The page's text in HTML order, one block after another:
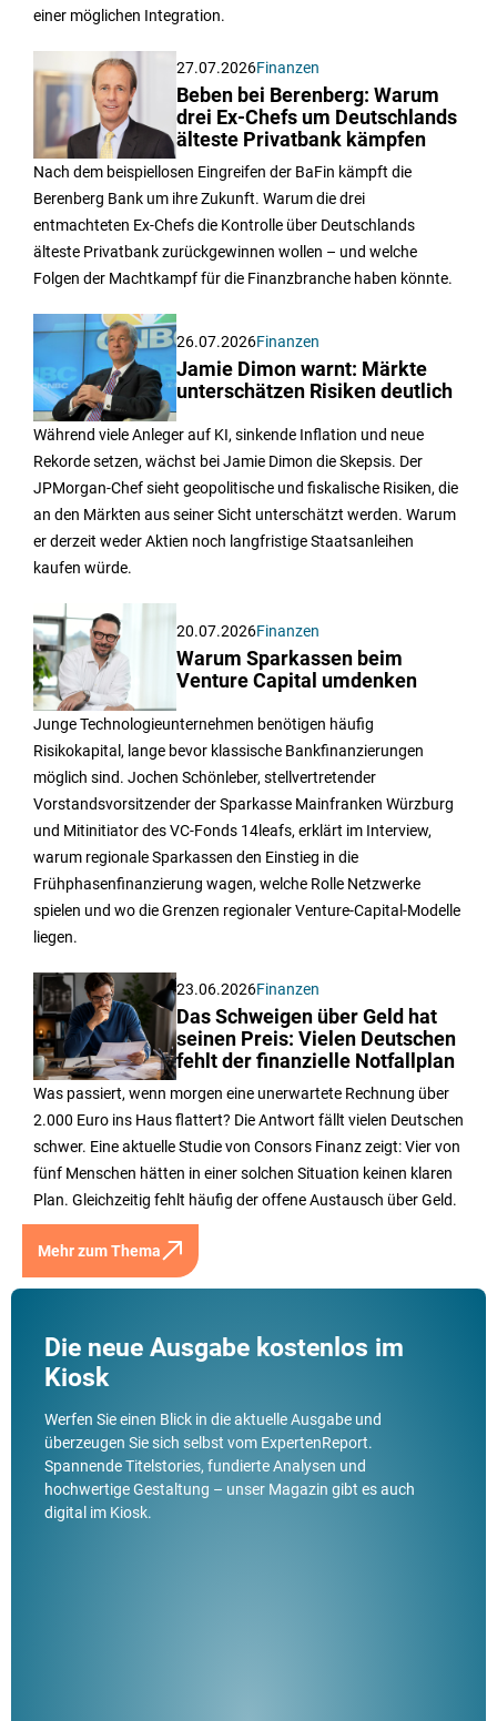
einer möglichen Integration.
27.07.2026Finanzen
Beben bei Berenberg: Warum
drei Ex-Chefs um Deutschlands
älteste Privatbank kämpfen
Nach dem beispiellosen Eingreifen der BaFin kämpft die
Berenberg Bank um ihre Zukunft. Warum die drei
entmachteten Ex-Chefs die Kontrolle über Deutschlands
älteste Privatbank zurückgewinnen wollen – und welche
Folgen der Machtkampf für die Finanzbranche haben könnte.
26.07.2026Finanzen
Jamie Dimon warnt: Märkte
unterschätzen Risiken deutlich
Während viele Anleger auf KI, sinkende Inflation und neue
Rekorde setzen, wächst bei Jamie Dimon die Skepsis. Der
JPMorgan-Chef sieht geopolitische und fiskalische Risiken, die
an den Märkten aus seiner Sicht unterschätzt werden. Warum
er derzeit weder Aktien noch langfristige Staatsanleihen
kaufen würde.
20.07.2026Finanzen
Warum Sparkassen beim
Venture Capital umdenken
Junge Technologieunternehmen benötigen häufig
Risikokapital, lange bevor klassische Bankfinanzierungen
möglich sind. Jochen Schönleber, stellvertretender
Vorstandsvorsitzender der Sparkasse Mainfranken Würzburg
und Mitinitiator des VC-Fonds 14leafs, erklärt im Interview,
warum regionale Sparkassen den Einstieg in die
Frühphasenfinanzierung wagen, welche Rolle Netzwerke
spielen und wo die Grenzen regionaler Venture-Capital-Modelle
liegen.
23.06.2026Finanzen
Das Schweigen über Geld hat
seinen Preis: Vielen Deutschen
fehlt der finanzielle Notfallplan
Was passiert, wenn morgen eine unerwartete Rechnung über
2.000 Euro ins Haus flattert? Die Antwort fällt vielen Deutschen
schwer. Eine aktuelle Studie von Consors Finanz zeigt: Vier von
fünf Menschen hätten in einer solchen Situation keinen klaren
Plan. Gleichzeitig fehlt häufig der offene Austausch über Geld.
Mehr zum Thema
Die neue Ausgabe kostenlos im
Kiosk
Werfen Sie einen Blick in die aktuelle Ausgabe und
überzeugen Sie sich selbst vom ExpertenReport.
Spannende Titelstories, fundierte Analysen und
hochwertige Gestaltung – unser Magazin gibt es auch
digital im Kiosk.